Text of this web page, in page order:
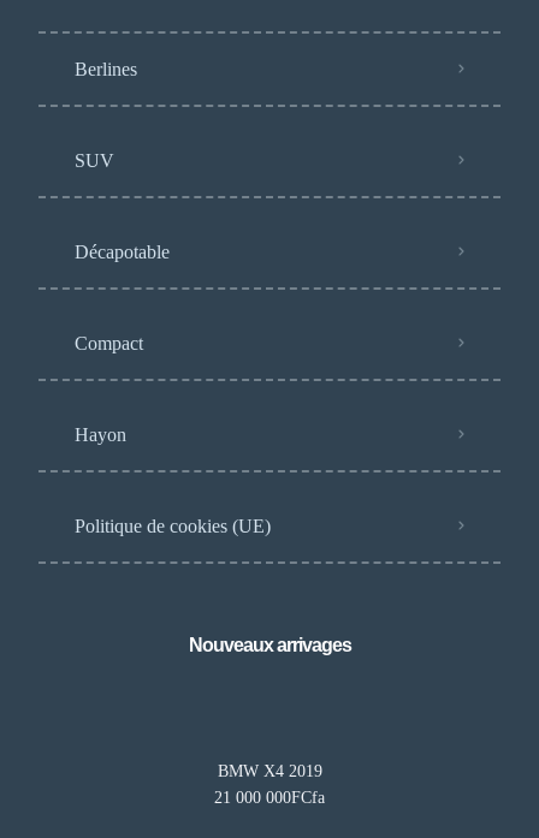
Berlines
SUV
Décapotable
Compact
Hayon
Politique de cookies (UE)
Nouveaux arrivages
BMW X4 2019
21 000 000FCfa